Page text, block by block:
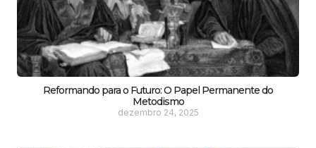
Reformando para o Futuro: O Papel Permanente do
Metodismo
dezembro 24, 2025